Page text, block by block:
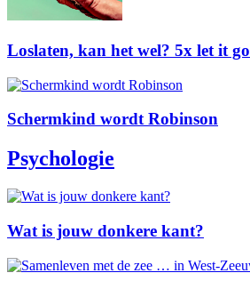
Loslaten, kan het wel? 5x let it go
Schermkind wordt Robinson
Psychologie
Wat is jouw donkere kant?